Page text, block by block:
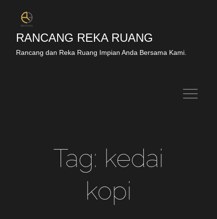
RANCANG REKA RUANG
Rancang dan Reka Ruang Impian Anda Bersama Kami.
Tag: kedai
kopi